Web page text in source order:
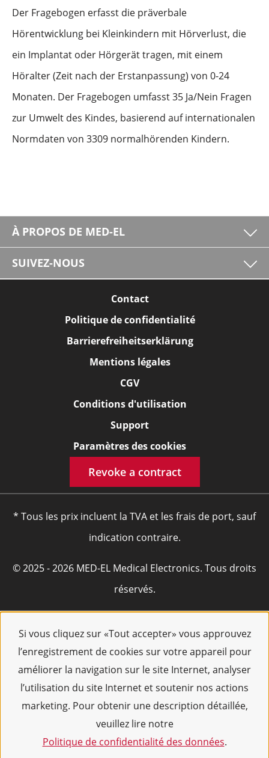
Si vous cliquez sur «Tout accepter» vous approuvez
l’enregistrement de cookies sur votre appareil pour
améliorer la navigation sur le site Internet, analyser
l’utilisation du site Internet et soutenir nos actions
marketing. Pour obtenir une description détaillée,
veuillez lire notre
Politique de confidentialité des données.
Der Fragebogen erfasst die präverbale
Hörentwicklung bei Kleinkindern mit Hörverlust, die
ein Implantat oder Hörgerät tragen, mit einem
Höralter (Zeit nach der Erstanpassung) von 0-24
Monaten. Der Fragebogen umfasst 35 Ja/Nein Fragen
zur Umwelt des Kindes, basierend auf internationalen
Normdaten von 3309 normalhörenden Kindern.
À PROPOS DE MED-EL
SUIVEZ-NOUS
Contact
Politique de confidentialité
Barrierefreiheitserklärung
Mentions légales
CGV
Conditions d'utilisation
Support
Paramètres des cookies
Revoke a contract
* Tous les prix incluent la TVA et les frais de port, sauf
indication contraire.
© 2025 - 2026 MED-EL Medical Electronics. Tous droits
réservés.